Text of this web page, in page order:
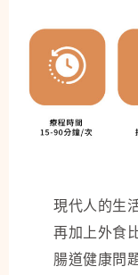
現代人的生
再加上外食
腸道健康問